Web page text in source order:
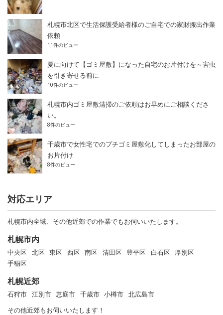
札幌市北区で生活保護受給者様のご自宅での家財搬出作業
依頼
11件のビュー
夏に向けて【ゴミ屋敷】になった自宅のお片付けを～害虫
を引き寄せる前に
10件のビュー
札幌市内ゴミ屋敷清掃のご依頼はお早めにご相談くださ
い。
8件のビュー
千歳市で女性宅でのプチゴミ屋敷化してしまったお部屋の
お片付け
8件のビュー
対応エリア
札幌市内全域、その他近郊での作業でもお伺いいたします。
札幌市内
中央区 北区 東区 西区 南区 清田区 豊平区 白石区 厚別区
手稲区
札幌近郊
石狩市 江別市 恵庭市 千歳市 小樽市 北広島市
その他近郊もお伺いいたします！